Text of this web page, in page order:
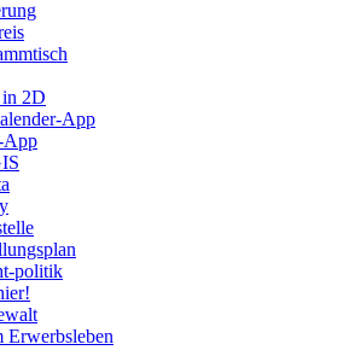
2D
App
App
politik
Erwerbsleben